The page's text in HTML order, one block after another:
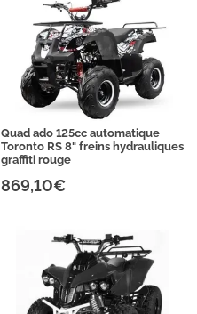
Quad ado 125cc automatique
Toronto RS 8" freins hydrauliques
graffiti rouge
869,10€